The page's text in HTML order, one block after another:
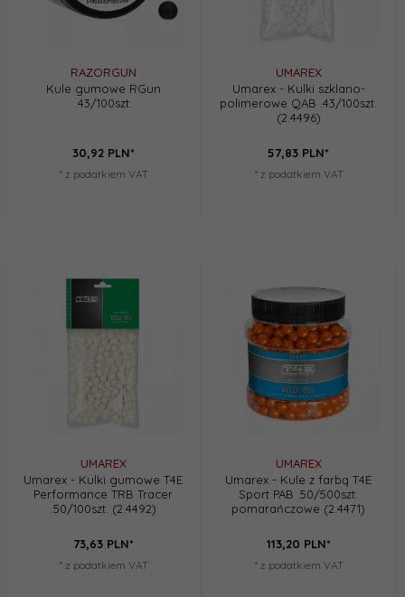
RAZORGUN
Kule gumowe RGun
.43/100szt.
30,92 PLN*
* z podatkiem VAT
UMAREX
Umarex - Kulki szklano-
polimerowe QAB .43/100szt.
(2.4496)
57,83 PLN*
* z podatkiem VAT
UMAREX
Umarex - Kulki gumowe T4E
Performance TRB Tracer
.50/100szt. (2.4492)
73,63 PLN*
* z podatkiem VAT
UMAREX
Umarex - Kule z farbą T4E
Sport PAB .50/500szt.
pomarańczowe (2.4471)
113,20 PLN*
* z podatkiem VAT